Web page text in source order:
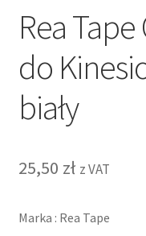
Rea
do
biały
25,50 zł z VAT
Marka : Rea Tape